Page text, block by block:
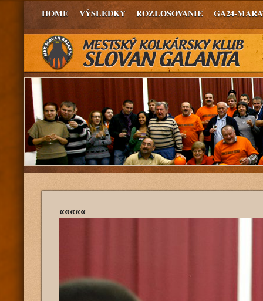
HOME VÝSLEDKY ROZLOSOVANIE GA24-
«««««